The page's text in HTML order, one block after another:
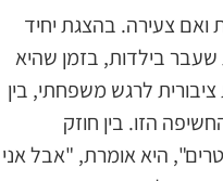
צעירה. בהצגת יחיד
בילדות, בזמן שהיא
לרגש משפחתי, בין
הזו. בין חוזק
היא אומרת, "אבל אני